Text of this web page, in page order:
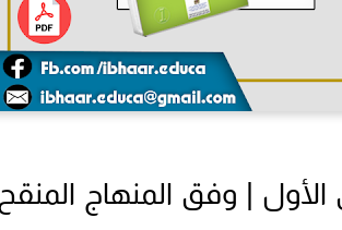
الأول | وفق المنهاج المنقح